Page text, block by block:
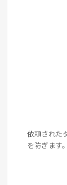
依頼された
を防ぎます。